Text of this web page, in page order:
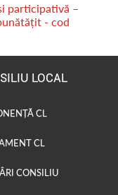
participativă –
- cod
LOCAL
CL
CL
CONSILIU